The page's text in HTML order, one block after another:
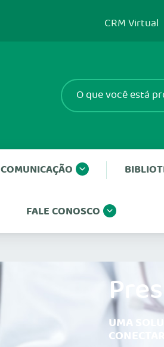
CRM Virtual
COMUNICAÇÃO
FALE CONOSCO
UMA